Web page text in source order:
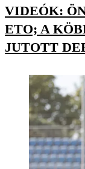
VIDEÓK:
ETO; A
JUTOTT